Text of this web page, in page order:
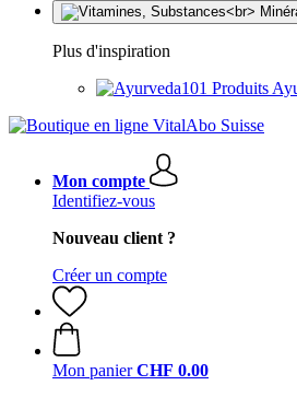
Plus d'inspiration
Produits
Mon compte
Identifiez-vous
Nouveau client ?
Créer un compte
Mon panier CHF 0.00